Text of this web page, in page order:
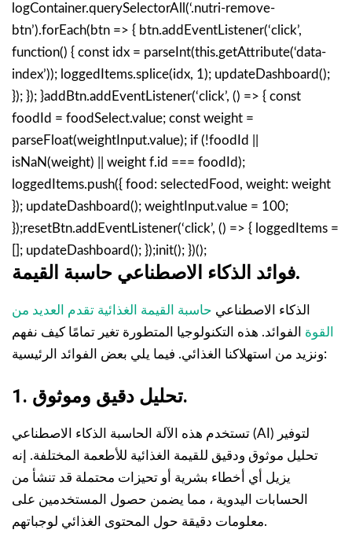
logContainer.querySelectorAll(‘.nutri-remove-
btn’).forEach(btn => { btn.addEventListener(‘click’,
function() { const idx = parseInt(this.getAttribute(‘data-
index’)); loggedItems.splice(idx, 1); updateDashboard();
}); }); }addBtn.addEventListener(‘click’, () => { const
foodId = foodSelect.value; const weight =
parseFloat(weightInput.value); if (!foodId ||
isNaN(weight) || weight f.id === foodId);
loggedItems.push({ food: selectedFood, weight: weight
}); updateDashboard(); weightInput.value = 100;
});resetBtn.addEventListener(‘click’, () => { loggedItems =
[]; updateDashboard(); });init(); })();
فوائد الذكاء الاصطناعي حاسبة القيمة .
الذكاء الاصطناعي حاسبة القيمة الغذائية تقدم العديد من
القوة الفوائد. هذه التكنولوجيا المتطورة تغير تمامًا كيف نفهم
ونزيد من استهلاكنا الغذائي. فيما يلي بعض الفوائد الرئيسية:
1. تحليل دقيق وموثوق.
تستخدم هذه الآلة الحاسبة الذكاء الاصطناعي (AI) لتوفير
تحليل موثوق ودقيق للقيمة الغذائية للأطعمة المختلفة. إنه
يزيل أي أخطاء بشرية أو تحيزات محتملة قد تنشأ من
الحسابات اليدوية ، مما يضمن حصول المستخدمين على
معلومات دقيقة حول المحتوى الغذائي لوجباتهم.